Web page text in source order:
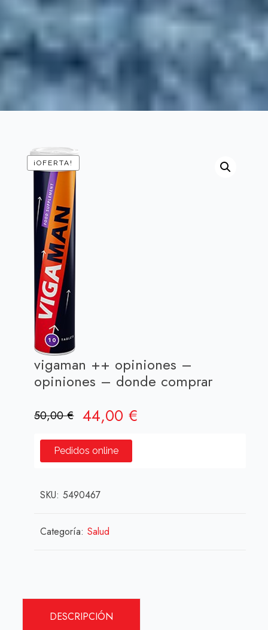
¡OFERTA!
vigaman ++ opiniones –
opiniones – donde comprar
50,00€ El
original
era:
50,00 €.
44,00€
Pedidos online
SKU:5490467
Categoría:Salud
DESCRIPCIÓN